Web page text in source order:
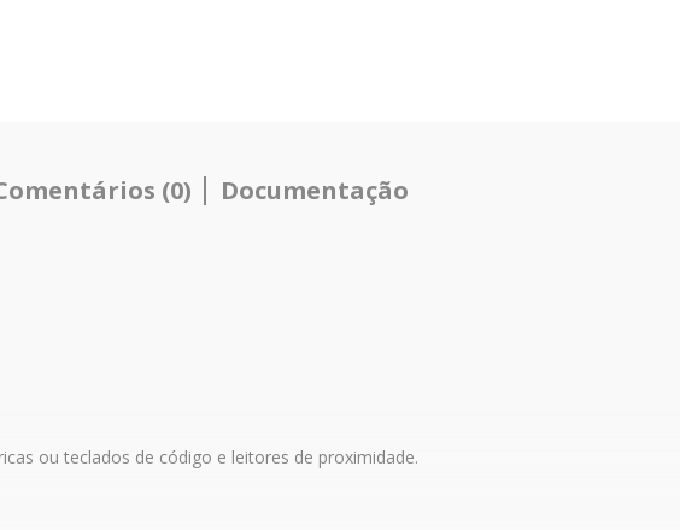
(0) Documentação
ou teclados de código e leitores de proximidade.